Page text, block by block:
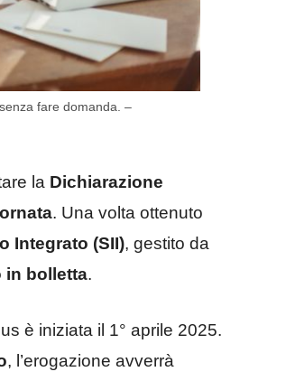
fare domanda. –
la Dichiarazione
. Una volta ottenuto
Integrato (SII), gestito da
in bolletta. ​
è iniziata il 1° aprile 2025.
, l’erogazione avverrà